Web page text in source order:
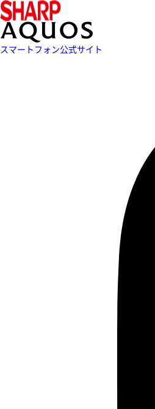
スマートフォン公式サイト